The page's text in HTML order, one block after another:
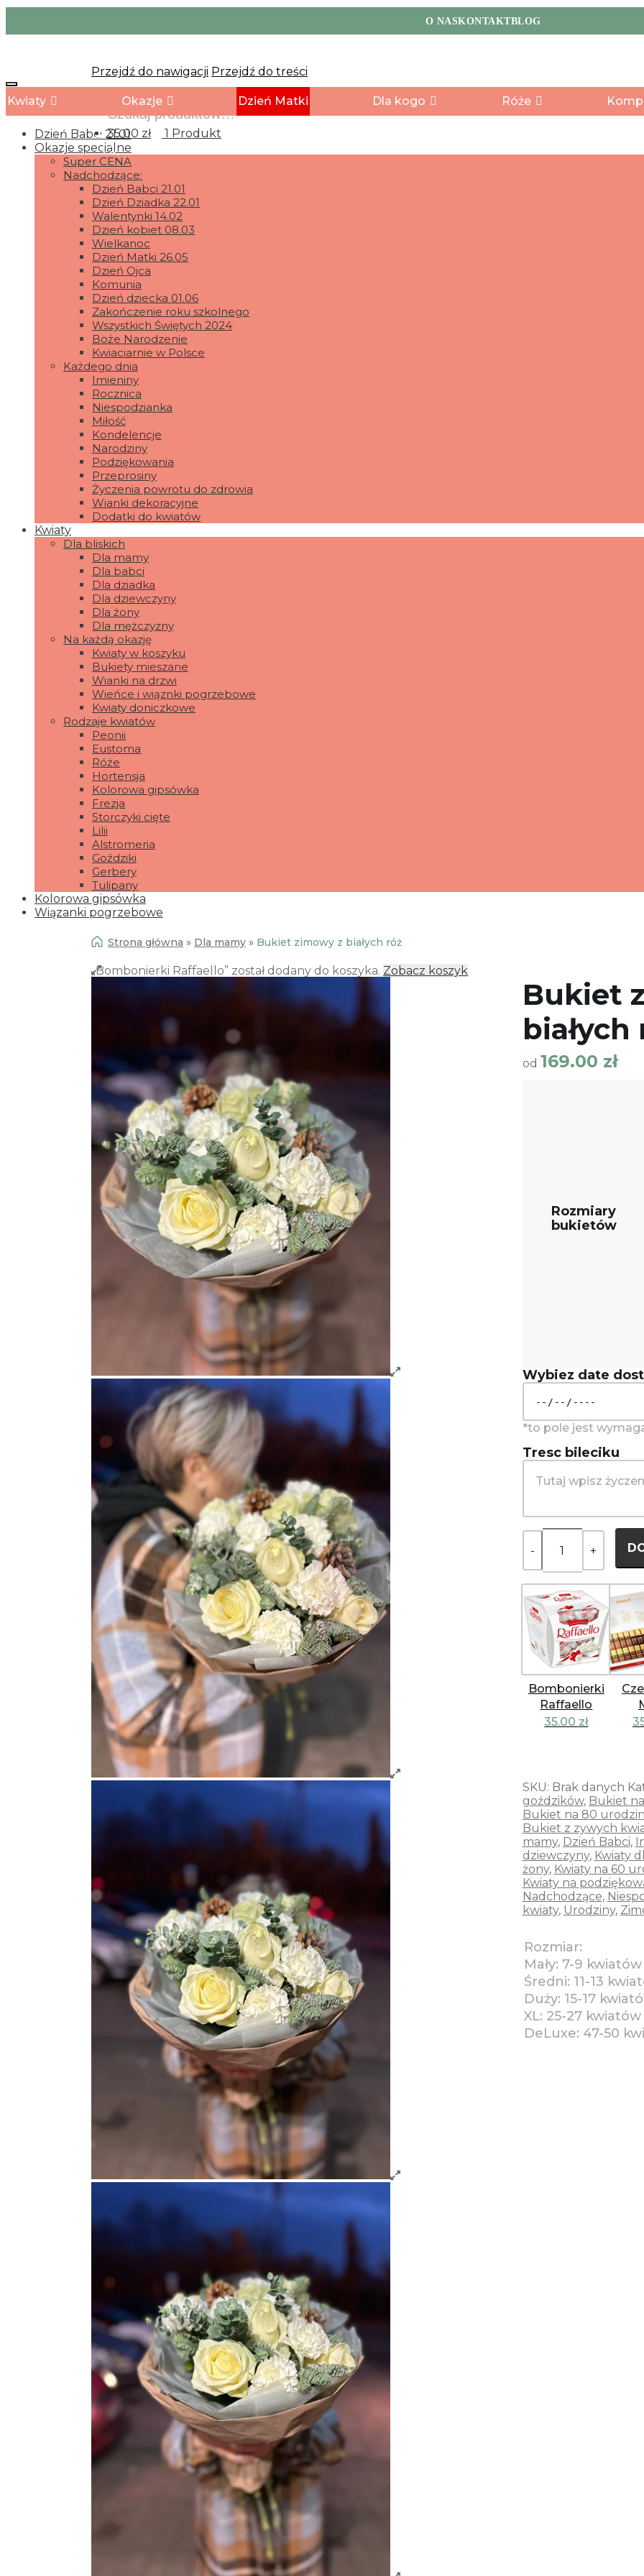
O NASKONTAKTBLOG
Przejdź do nawigacji Przejdź do treści
Dostawa kwiatów jeszcze dziś?
Zamów w ciągu:04:47:12
35.00 zł 1 Produkt
Kwiaty Okazje Dzień Matki Dla kogo Róże
Dzień Babci 21.01
Okazje specialne
Super CENA
Nadchodzące:
Dzień Babci 21.01
Dzień Dziadka 22.01
Walentynki 14.02
Dzień kobiet 08.03
Wielkanoc
Dzień Matki 26.05
Dzień Ojca
Komunia
Dzień dziecka 01.06
Zakończenie roku szkolnego
Wszystkich Świętych 2024
Boże Narodzenie
Kwiaciarnie w Polsce
Każdego dnia
Imieniny
Rocznica
Niespodzianka
Miłość
Kondelencje
Narodziny
Podziękowania
Przeprosiny
Życzenia powrotu do zdrowia
Wianki dekoracyjne
Dodatki do kwiatów
Kwiaty
Dla bliskich
Dla mamy
Dla babci
Dla dziadka
Dla dziewczyny
Dla żony
Dla mężczyzny
Na każdą okazję
Kwiaty w koszyku
Bukiety mieszane
Wianki na drzwi
Wieńce i wiąznki pogrzebowe
Kwiaty doniczkowe
Rodzaje kwiatów
Peonii
Eustoma
Róże
Hortensja
Kolorowa gipsówka
Frezja
Storczyki cięte
Lilii
Alstromeria
Goździki
Gerbery
Tulipany
Kolorowa gipsówka
Wiązanki pogrzebowe
Strona główna » Dla mamy » Bukiet zimowy z białych róż
„Bombonierki Raffaello” został dodany do koszyka. Zobacz koszyk
Bukiet
białych
od 169.00 zł
Rozmiary
bukietów
Wybiez date
Tresc bileciku
Bombonierki
Raffaello
35.00 zł
SKU: Brak danych
goździków, Bukiet
Bukiet na 80
Bukiet z zywych
mamy, Dzień Babci,
dziewczyny, Kwiaty
żony, Kwiaty na 60
Kwiaty na
Nadchodzące,
kwiaty, Urodziny,
Rozmiar:
Mały: 7-9 kwiatów
Średni: 11-13
Duży: 15-17
XL: 25-27 kwiatów
DeLuxe: 47-50